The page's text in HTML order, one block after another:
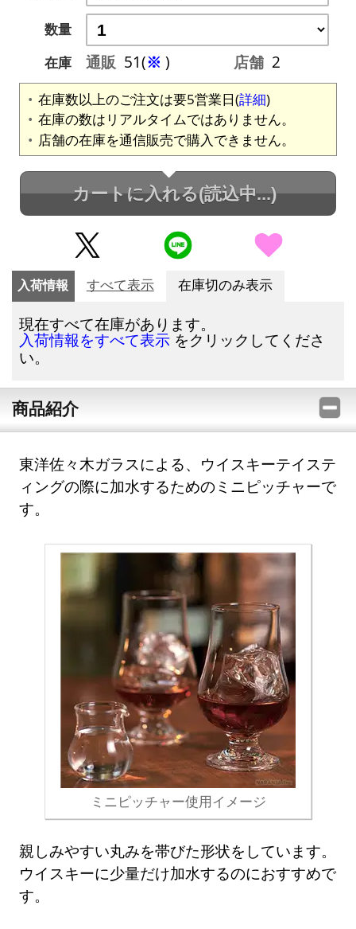
数量
在庫
通販 51(※ ) 店舗 2
在庫数以上のご注文は要5営業日(詳細)
在庫の数はリアルタイムではありません。
店舗の在庫を通信販売で購入できません。
カートに入れる(読込中...)
入荷情報 すべて表示 在庫切のみ表示
現在すべて在庫があります。
入荷情報をすべて表示 をクリックしてくださ
い。
商品紹介
東洋佐々木ガラスによる、ウイスキーテイステ
ィングの際に加水するためのミニピッチャーで
す。
ミニピッチャー使用イメージ
親しみやすい丸みを帯びた形状をしています。
ウイスキーに少量だけ加水するのにおすすめで
す。